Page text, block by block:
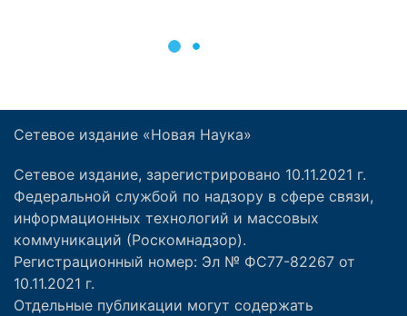
Сетевое издание «Новая Наука»
Сетевое издание, зарегистрировано 10.11.2021 г.
Федеральной службой по надзору в сфере связи,
информационных технологий и массовых
коммуникаций (Роскомнадзор).
Регистрационный номер: Эл № ФС77-82267 от
10.11.2021 г.
Отдельные публикации могут содержать